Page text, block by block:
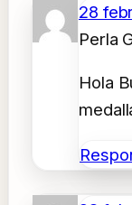
28
Perla
Hola